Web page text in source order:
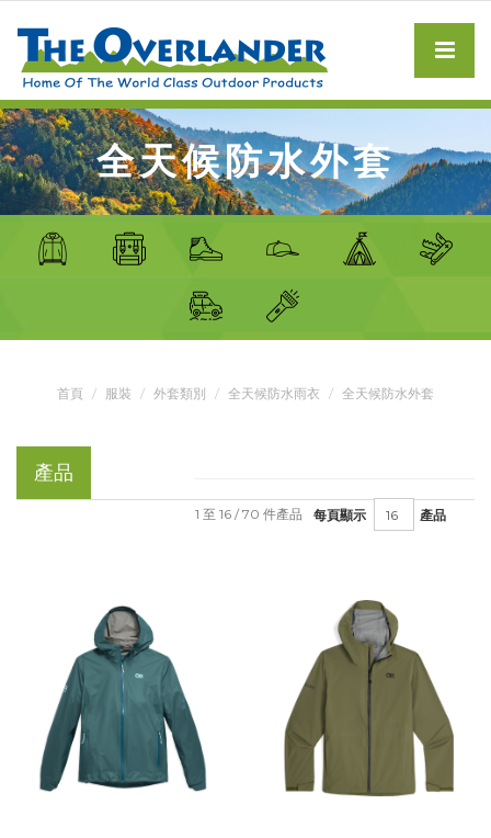
全天候防水外套
首頁 服裝 外套類別 全天候防水雨衣 全天候防水外套
產品
每頁顯示 產品
1 至 16 / 70 件產品